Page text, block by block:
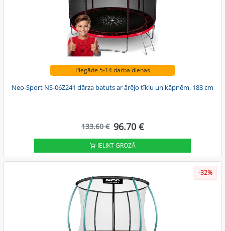
Piegāde 5-14 darba dienas
Neo-Sport NS-06Z241 dārza batuts ar ārējo tīklu un kāpnēm, 183 cm
133.60 € 96.70 €
IELIKT GROZĀ
-32%